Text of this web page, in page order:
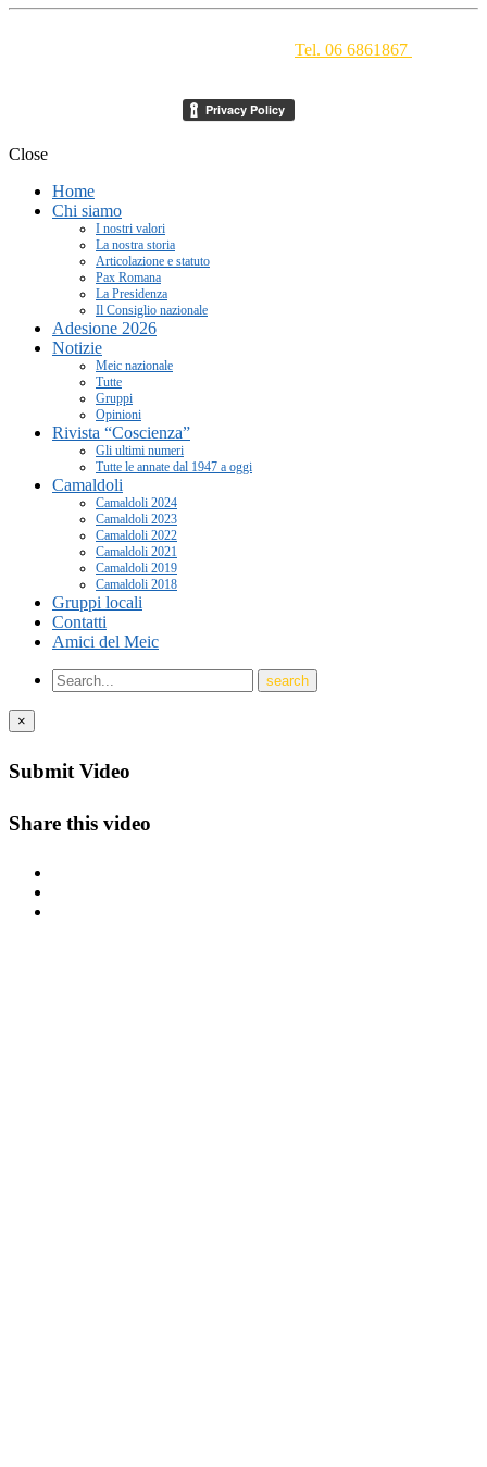
Tel. 06 6861867
Close
Home
Chi siamo
I nostri valori
La nostra storia
Articolazione e statuto
Pax Romana
La Presidenza
Il Consiglio nazionale
Adesione 2026
Notizie
Meic nazionale
Tutte
Gruppi
Opinioni
Rivista “Coscienza”
Gli ultimi numeri
Tutte le annate dal 1947 a oggi
Camaldoli
Camaldoli 2024
Camaldoli 2023
Camaldoli 2022
Camaldoli 2021
Camaldoli 2019
Camaldoli 2018
Gruppi locali
Contatti
Amici del Meic
×
Submit Video
Share this video